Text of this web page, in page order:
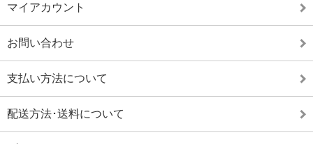
マイアカウント
お問い合わせ
支払い方法について
配送方法･送料について